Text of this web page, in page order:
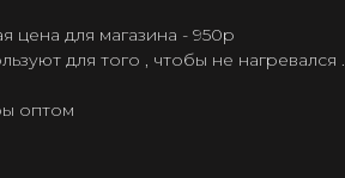
цена для магазина - 950р
для того , чтобы не нагревался .
оптом